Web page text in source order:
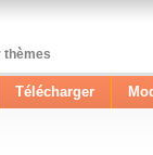
thèmes
Télécharger